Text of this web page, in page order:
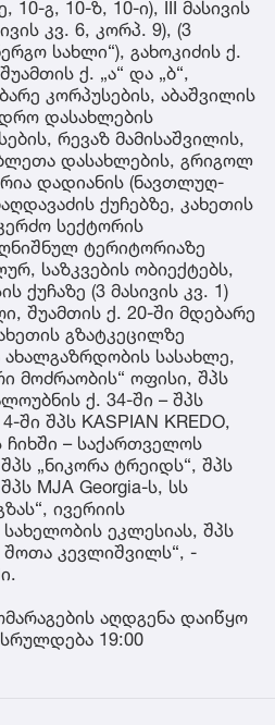
10-გ, 10-ზ, 10-ი), III მასივის
კვ. 6, კორპ. 9), (3
სახლი“), გახოკიძის ქ.
ქ. „ა“ და „ბ“,
კორპუსების, აბაშვილის
დასახლების
რევაზ მამისაშვილის,
დასახლების, გრიგოლ
დადიანის (ნავთლუღ-
ქუჩებზე, კახეთის
სექტორის
ტერიტორიაზე
საზკვების ობიექტებს,
ქუჩაზე (3 მასივის კვ. 1)
შუამთის ქ. 20-ში მდებარე
გზატკეცილზე
სასახლე,
მოძრაობის“ ოფისი, შპს
ქ. 34-ში – შპს
ში შპს KASPIAN KREDO,
ჩიხში – საქართველოს
„ნიკორა ტრეიდს“, შპს
MJA Georgia-ს, სს
ივერიის
ეკლესიას, შპს
შოთა კევლიშვილს“, -
აღდგენა დაიწყო
19:00